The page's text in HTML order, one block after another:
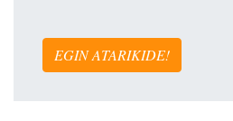
EGIN ATARIKIDE!